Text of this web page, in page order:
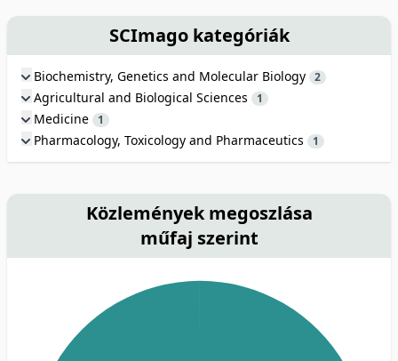
SCImago kategóriák
Biochemistry, Genetics and Molecular Biology 2
Agricultural and Biological Sciences 1
Medicine 1
Pharmacology, Toxicology and Pharmaceutics 1
Közlemények megoszlása
műfaj szerint